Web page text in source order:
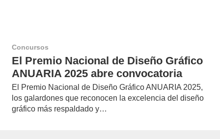
Concursos
El Premio Nacional de Diseño Gráfico
ANUARIA 2025 abre convocatoria
El Premio Nacional de Diseño Gráfico ANUARIA 2025,
los galardones que reconocen la excelencia del diseño
gráfico más respaldado y…